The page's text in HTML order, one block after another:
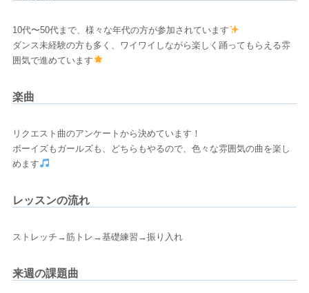
10代〜50代まで、様々な年代の方が参加されています
ダンス未経験の方も多く、ワイワイしながら楽しく踊ってもらえる雰
囲気で進めています
楽曲
リクエスト曲のアンケートから決めています！
ボーイズもガールズも、どちらもやるので、色々な雰囲気の曲を楽し
めます
レッスンの流れ
ストレッチ→筋トレ→基礎練習→振り入れ
来週の課題曲